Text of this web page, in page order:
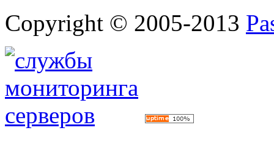
Copyright © 2005-2013